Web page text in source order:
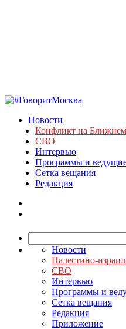
Новости
Конфликт на
СВО
Интервью
Программы и
Сетка вещания
Редакция
Новости
Палестино-
СВО
Интервью
Программы и
Сетка вещания
Редакция
Приложение